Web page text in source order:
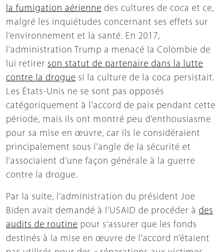
la fumigation aérienne des cultures de coca et ce,
malgré les inquiétudes concernant ses effets sur
l’environnement et la santé. En 2017,
l’administration Trump a menacé la Colombie de
lui retirer son statut de partenaire dans la lutte
contre la drogue si la culture de la coca persistait.
Les États-Unis ne se sont pas opposés
catégoriquement à l’accord de paix pendant cette
période, mais ils ont montré peu d’enthousiasme
pour sa mise en œuvre, car ils le considéraient
principalement sous l’angle de la sécurité et
l’associaient d’une façon générale à la guerre
contre la drogue.
Par la suite, l’administration du président Joe
Biden avait demandé à l’USAID de procéder à des
audits de routine pour s’assurer que les fonds
destinés à la mise en œuvre de l’accord n’étaient